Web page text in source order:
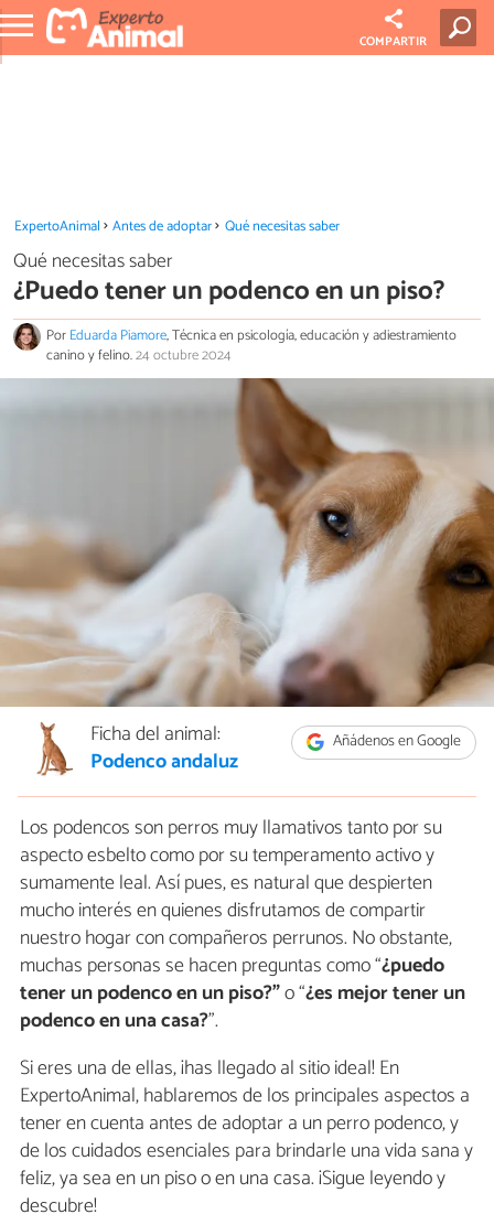
COMPARTIR
ExpertoAnimal Antes de adoptar Qué necesitas saber
Qué necesitas saber
¿Puedo tener un podenco en un piso?
PorEduarda Piamore, Técnica en psicología, educación y adiestramiento
canino y felino.24 octubre 2024
Añádenos en Google
Ficha del animal:
Podenco andaluz
Los podencos son perros muy llamativos tanto por su
aspecto esbelto como por su temperamento activo y
sumamente leal. Así pues, es natural que despierten
mucho interés en quienes disfrutamos de compartir
nuestro hogar con compañeros perrunos. No obstante,
muchas personas se hacen preguntas como “¿puedo
tener un podenco en un piso?”o “¿es mejor tener un
podenco en una casa?”.
Si eres una de ellas, ¡has llegado al sitio ideal! En
ExpertoAnimal, hablaremos de los principales aspectos a
tener en cuenta antes de adoptar a un perro podenco, y
de los cuidados esenciales para brindarle una vida sana y
feliz, ya sea en un piso o en una casa. ¡Sigue leyendo y
descubre!